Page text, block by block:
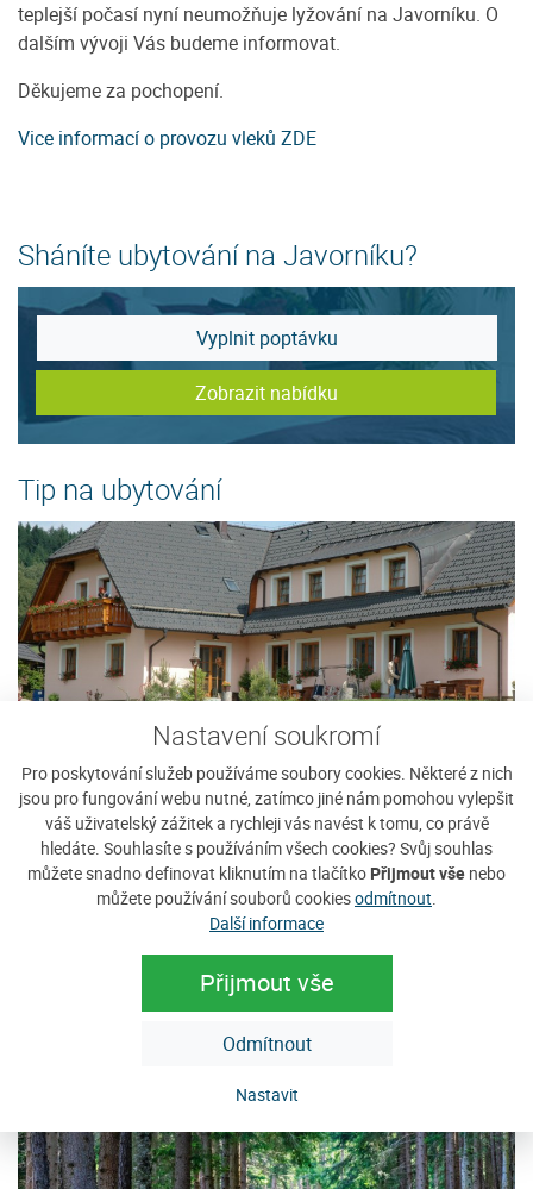
Nastavení soukromí
Pro poskytování služeb používáme soubory cookies. Některé z nich
jsou pro fungování webu nutné, zatímco jiné nám pomohou vylepšit
váš uživatelský zážitek a rychleji vás navést k tomu, co právě
hledáte. Souhlasíte s používáním všech cookies? Svůj souhlas
můžete snadno definovat kliknutím na tlačítko Přijmout vše nebo
můžete používání souborů cookiesodmítnout.
Další informace
Přijmout vše
Odmítnout
Nastavit
teplejší počasí nyní neumožňuje lyžování na Javorníku. O
dalším vývoji Vás budeme informovat.
Děkujeme za pochopení.
Vice informací o provozu vleků ZDE
Sháníte ubytování na Javorníku?
Vyplnit poptávku
Zobrazit nabídku
Tip na ubytování
Penzion Anastazie
Penzion Anastazie se nachází v obci Benešova Hora v
jihozápadní části Šumavy v nadmořské výšce cca 810
m.n.m. Nový, luxusně vybavený apartmánový dům...
Cena: 300 Kč za osobu / noc